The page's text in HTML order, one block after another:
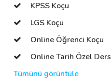
KPSS Koçu
LGS Koçu
Online Öğrenci Koçu
Online Tarih Özel Ders
Tümünü görüntüle